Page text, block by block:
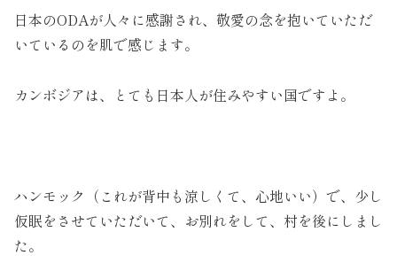
日本のODAが人々に感謝され、敬愛の念を抱いていただ
いているのを肌で感じます。
カンボジアは、とても日本人が住みやすい国ですよ。
ハンモック（これが背中も涼しくて、心地いい）で、少し
仮眠をさせていただいて、お別れをして、村を後にしまし
た。